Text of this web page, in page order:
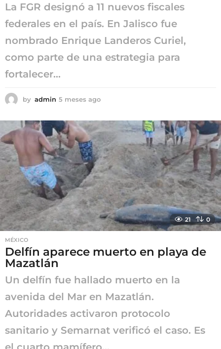
La FGR designó a 11 nuevos fiscales
federales en el país. En Jalisco fue
nombrado Enrique Landeros Curiel,
como parte de una estrategia para
fortalecer...
by admin 5 meses ago
s
a
g
o
21 0
MÉXICO
Delfín aparece muerto en playa de
Mazatlán
Un delfín fue hallado muerto en la
avenida del Mar en Mazatlán.
Autoridades activaron protocolo
sanitario y Semarnat verificó el caso. Es